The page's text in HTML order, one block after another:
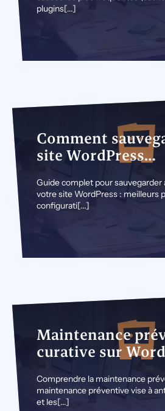
plugins[...]
Comment
site WordPress
complet 2026)
Guide complet pour
votre site WordPress : meilleurs
configurati[...]
Maintenance
curative sur
Comprendre la maintenance
maintenance préventive vise à
et les[...]